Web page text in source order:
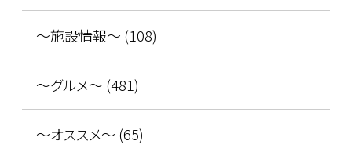
～施設情報～ (108)
～グルメ～ (481)
～オススメ～ (65)